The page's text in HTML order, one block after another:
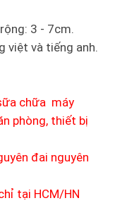
3 - 7cm.
việt và tiếng anh.
chữa máy
phòng, thiết bị
đai nguyên
tại HCM/HN